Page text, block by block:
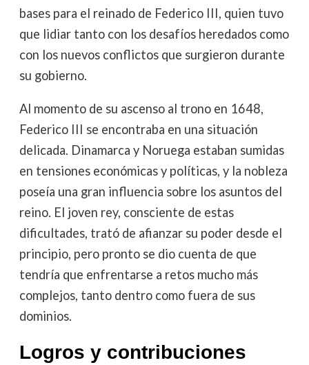
bases para el reinado de Federico III, quien tuvo
que lidiar tanto con los desafíos heredados como
con los nuevos conflictos que surgieron durante
su gobierno.
Al momento de su ascenso al trono en 1648,
Federico III se encontraba en una situación
delicada. Dinamarca y Noruega estaban sumidas
en tensiones económicas y políticas, y la nobleza
poseía una gran influencia sobre los asuntos del
reino. El joven rey, consciente de estas
dificultades, trató de afianzar su poder desde el
principio, pero pronto se dio cuenta de que
tendría que enfrentarse a retos mucho más
complejos, tanto dentro como fuera de sus
dominios.
Logros y contribuciones